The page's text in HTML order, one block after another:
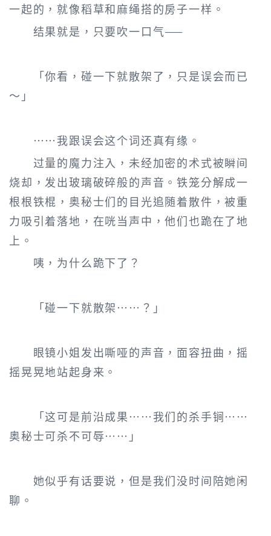
一起的，就像稻草和麻绳搭的房子一样。
结果就是，只要吹一口气——
「你看，碰一下就散架了，只是误会而已
～」
……我跟误会这个词还真有缘。
过量的魔力注入，未经加密的术式被瞬间
烧却，发出玻璃破碎般的声音。铁笼分解成一
根根铁棍，奥秘士们的目光追随着散件，被重
力吸引着落地，在咣当声中，他们也跪在了地
上。
咦，为什么跪下了？
「碰一下就散架……？」
眼镜小姐发出嘶哑的声音，面容扭曲，摇
摇晃晃地站起身来。
「这可是前沿成果……我们的杀手锏……
奥秘士可杀不可辱……」
她似乎有话要说，但是我们没时间陪她闲
聊。